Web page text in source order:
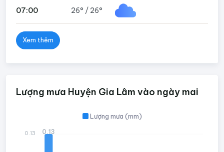
07:00 26° / 26°
Xem thêm
Lượng mưa Huyện Gia Lâm vào ngày mai
Lượng mưa (mm)
0.13
0.13